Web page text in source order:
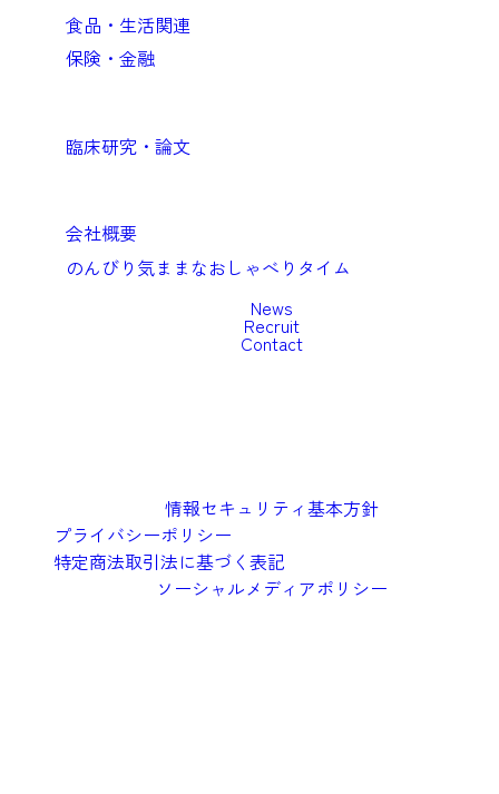
食品・生活関連
保険・金融
臨床研究・論文
会社概要
のんびり気ままなおしゃべりタイム
News
Recruit
Contact
情報セキュリティ基本方針
プライバシーポリシー
特定商法取引法に基づく表記
ソーシャルメディアポリシー